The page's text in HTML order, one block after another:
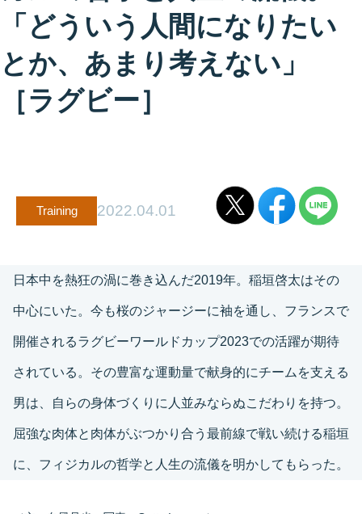
「どういう人間になりたい
とか、あまり考えない」
［ラグビー］
Training 2022.04.01
日本中を熱狂の渦に巻き込んだ2019年。稲垣啓太はその
中心にいた。今も桜のジャージーに袖を通し、フランスで
開催されるラグビーワールドカップ2023での活躍が期待
されている。その豊富な運動量で献身的にチームを支える
男は、自らの身体づくりに人並みならぬこだわりを持つ。
屈強な肉体と肉体がぶつかり合う最前線で戦い続ける稲垣
に、フィジカルの哲学と人生の流儀を明かしてもらった。